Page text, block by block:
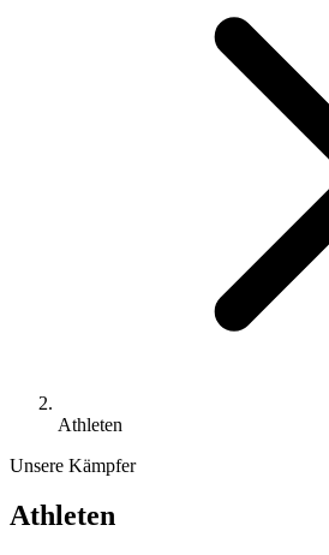
Athleten
Unsere Kämpfer
Athleten